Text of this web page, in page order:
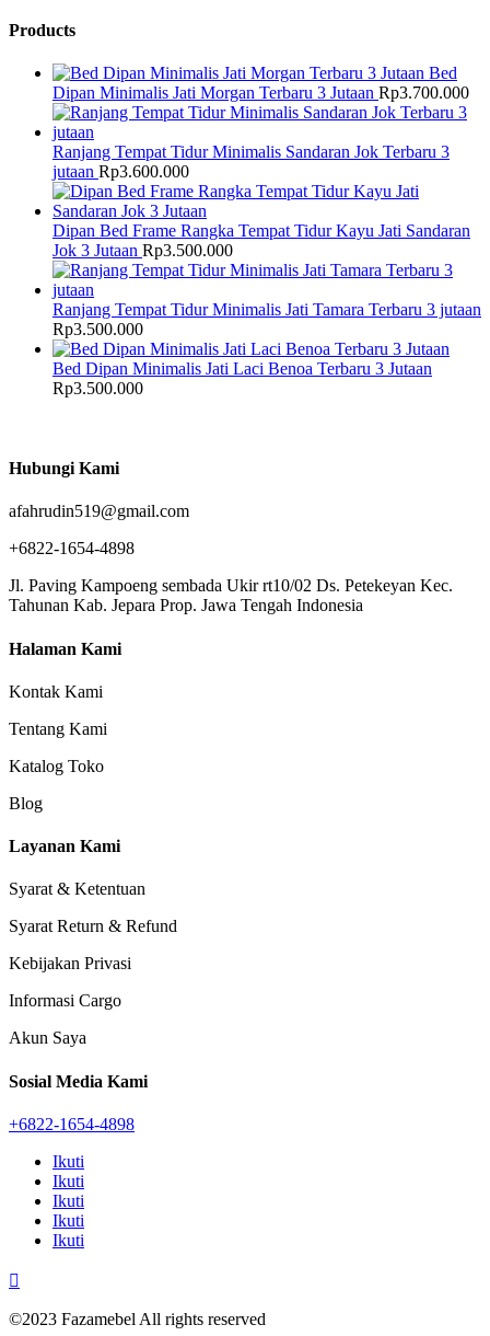
Products
Bed
Dipan Minimalis Jati Morgan Terbaru 3 Jutaan Rp3.700.000
Ranjang Tempat Tidur Minimalis Sandaran Jok Terbaru 3
jutaan Rp3.600.000
Dipan Bed Frame Rangka Tempat Tidur Kayu Jati Sandaran
Jok 3 Jutaan Rp3.500.000
Ranjang Tempat Tidur Minimalis Jati Tamara Terbaru 3 jutaan
Rp3.500.000
Bed Dipan Minimalis Jati Laci Benoa Terbaru 3 Jutaan
Rp3.500.000
Hubungi Kami
afahrudin519@gmail.com
+6822-1654-4898
Jl. Paving Kampoeng sembada Ukir rt10/02 Ds. Petekeyan Kec.
Tahunan Kab. Jepara Prop. Jawa Tengah Indonesia
Halaman Kami
Kontak Kami
Tentang Kami
Katalog Toko
Blog
Layanan Kami
Syarat & Ketentuan
Syarat Return & Refund
Kebijakan Privasi
Informasi Cargo
Akun Saya
Sosial Media Kami
+6822-1654-4898
Ikuti
Ikuti
Ikuti
Ikuti
Ikuti

©2023 Fazamebel All rights reserved